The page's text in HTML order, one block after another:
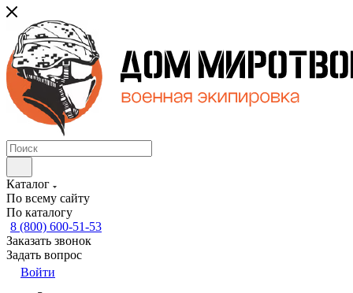
Каталог
По всему сайту
По каталогу
8 (800) 600-51-53
Заказать звонок
Задать вопрос
Войти